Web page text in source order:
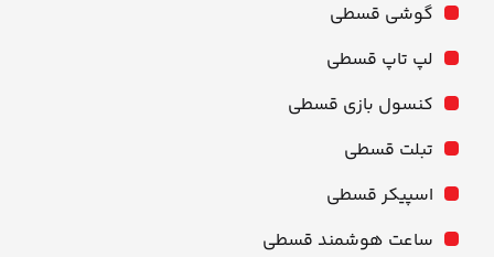
گوشی قسطی
لپ تاپ قسطی
کنسول بازی قسطی
تبلت قسطی
اسپیکر قسطی
ساعت هوشمند قسطی